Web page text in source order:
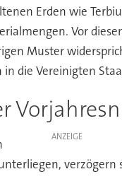
Erden wie
Vor
Muster
die Vereinigten
ANZEIGE
verzögern